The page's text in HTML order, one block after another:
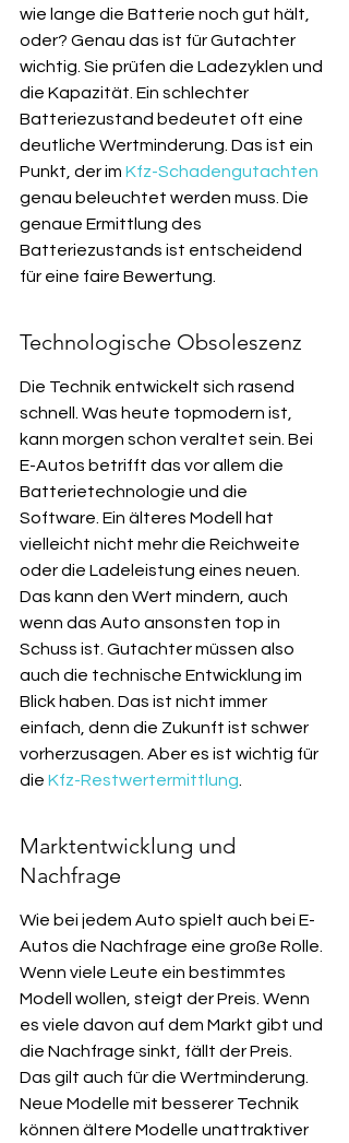
wie lange die Batterie noch gut hält,
oder? Genau das ist für Gutachter
wichtig. Sie prüfen die Ladezyklen und
die Kapazität. Ein schlechter
Batteriezustand bedeutet oft eine
deutliche Wertminderung. Das ist ein
Punkt, der im Kfz-Schadengutachten
genau beleuchtet werden muss. Die
genaue Ermittlung des
Batteriezustands ist entscheidend
für eine faire Bewertung.
Technologische Obsoleszenz
Die Technik entwickelt sich rasend
schnell. Was heute topmodern ist,
kann morgen schon veraltet sein. Bei
E-Autos betrifft das vor allem die
Batterietechnologie und die
Software. Ein älteres Modell hat
vielleicht nicht mehr die Reichweite
oder die Ladeleistung eines neuen.
Das kann den Wert mindern, auch
wenn das Auto ansonsten top in
Schuss ist. Gutachter müssen also
auch die technische Entwicklung im
Blick haben. Das ist nicht immer
einfach, denn die Zukunft ist schwer
vorherzusagen. Aber es ist wichtig für
die Kfz-Restwertermittlung
Marktentwicklung und
Nachfrage
Wie bei jedem Auto spielt auch bei E-
Autos die Nachfrage eine große Rolle.
Wenn viele Leute ein bestimmtes
Modell wollen, steigt der Preis. Wenn
es viele davon auf dem Markt gibt und
die Nachfrage sinkt, fällt der Preis.
Das gilt auch für die Wertminderung.
Neue Modelle mit besserer Technik
können ältere Modelle unattraktiver